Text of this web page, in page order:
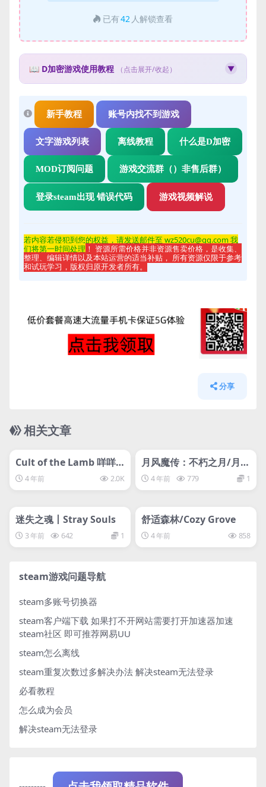
已有42 人解锁查看
📖 D加密游戏使用教程 （点击展开/收起） ▼
什么是D加密？
D加密（Denuvo）是一种游戏防篡改技术，使用此类游戏需
要特殊的操作步骤。
使用步骤：
先下载并安装游戏文件
获取Steam账号和密码
使用获取的账号登录Steam客户端
注意事项：
D加密游戏每个账号每天有使用人数限制
新手教程 账号内找不到游戏
文字游戏列表 离线教程 什么是D加密
MOD订阅问题 游戏交流群（）非售后群）
登录steam出现 错误代码 游戏视频解说
若内容若侵犯到您的权益，请发送邮件至 wz520cu@qq.com 我
们将第一时间处理 ！ 资源所需价格并非资源售卖价格，是收集、
整理、编辑详情以及本站运营的适当补贴， 所有资源仅限于参考
和试玩学习，版权归原开发者所有。
分享
相关文章
svip专属
Cult of the Lamb 咩咩
启示录
4 年前 2.0K
svip专属
月风魔传：不朽之月/月风
魔传：不死之月/GetsuF
umaDen: Undying Mo
4 年前 779 1
svip专属
迷失之魂丨Stray Souls
3 年前 642 1
舒适森林/Cozy Grove
4 年前 858
steam游戏问题导航
steam多账号切换器
steam客户端下载 如果打不开网站需要打开加速器加速
steam社区 即可推荐网易UU
steam怎么离线
steam重复次数过多解决办法 解决steam无法登录
必看教程
怎么成为会员
解决steam无法登录